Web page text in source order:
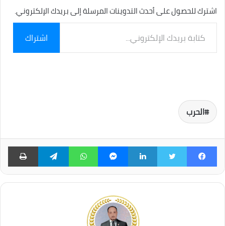
اشترك للحصول على أحدث التدوينات المرسلة إلى بريدك الإلكتروني.
بريدك
الإلكتروني...
اشتراك
الحرب
فيسبوك لينكدإن ماسنجر واتساب تيلقرام